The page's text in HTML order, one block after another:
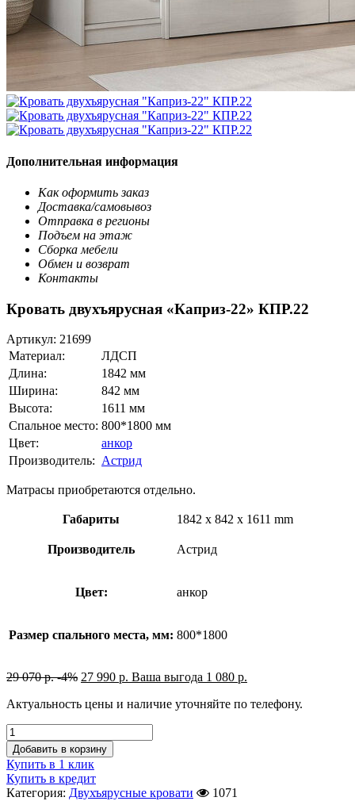
Дополнительная информация
Как оформить заказ
Доставка/самовывоз
Отправка в регионы
Подъем на этаж
Сборка мебели
Обмен и возврат
Контакты
Кровать двухъярусная «Каприз-22» КПР.22
Артикул: 21699
Материал:
ЛДСП
Длина:
1842 мм
Ширина:
842 мм
Высота:
1611 мм
Спальное место: 800*1800 мм
Цвет:
анкор
Производитель: Астрид
Матрасы приобретаются отдельно.
Габариты 1842 x 842 x 1611 mm
Производитель Астрид
Цвет: анкор
Размер спального места, мм: 800*1800
29 070р. -4% 27 990 р. Ваша выгода 1 080 р.
Актуальность цены и наличие уточняйте по телефону.
Добавить в корзину
Купить в 1 клик
Купить в кредит
Категория: Двухъярусные кровати
1071